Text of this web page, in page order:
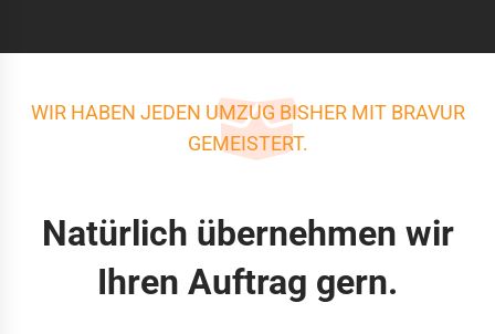
WIR HABEN JEDEN UMZUG BISHER MIT BRAVUR
GEMEISTERT.
Natürlich übernehmen wir
Ihren Auftrag gern.